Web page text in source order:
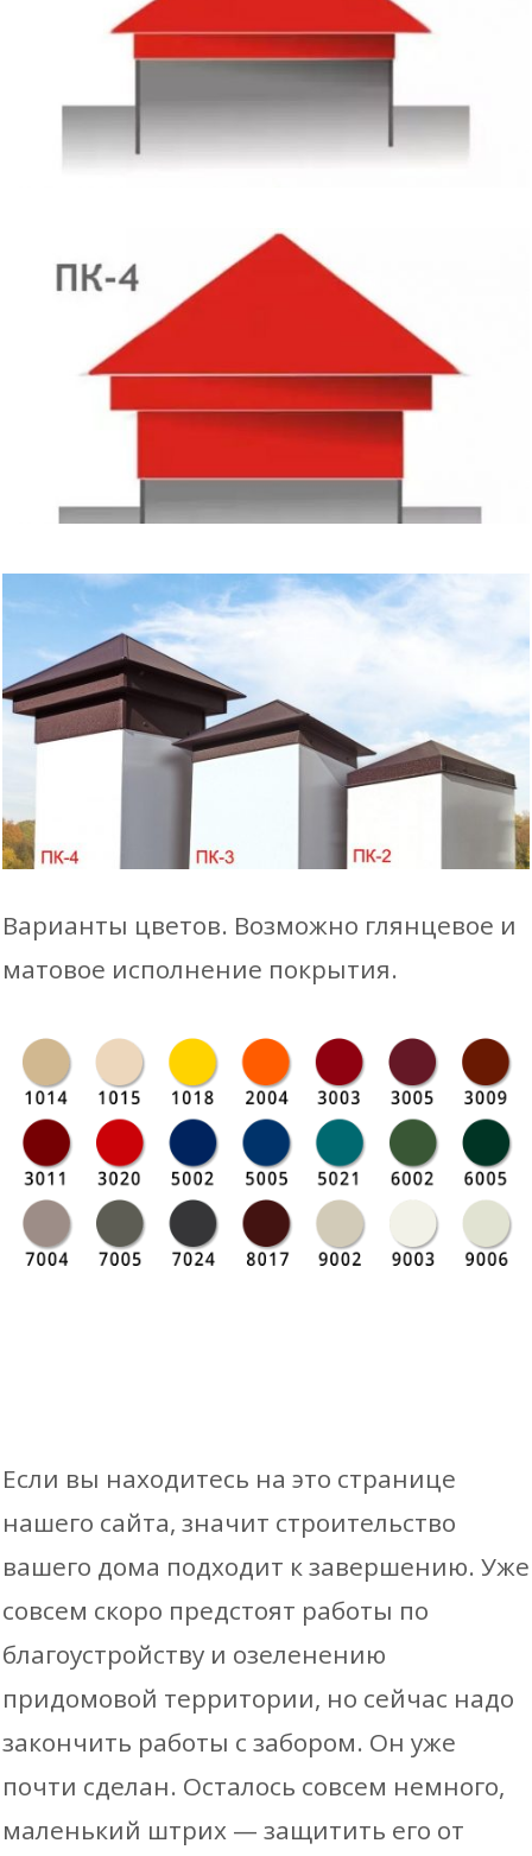
Варианты цветов. Возможно глянцевое и
матовое исполнение покрытия.
Если вы находитесь на это странице
нашего сайта, значит строительство
вашего дома подходит к завершению. Уже
совсем скоро предстоят работы по
благоустройству и озеленению
придомовой территории, но сейчас надо
закончить работы с забором. Он уже
почти сделан. Осталось совсем немного,
маленький штрих — защитить его от